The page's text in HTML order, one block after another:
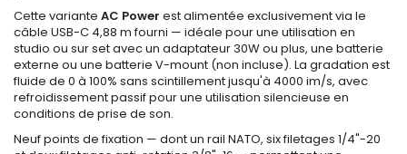
Cette variante AC Power est alimentée exclusivement via le
câble USB-C 4,88 m fourni — idéale pour une utilisation en
studio ou sur set avec un adaptateur 30W ou plus, une batterie
externe ou une batterie V-mount (non incluse). La gradation est
fluide de 0 à 100% sans scintillement jusqu'à 4000 im/s, avec
refroidissement passif pour une utilisation silencieuse en
conditions de prise de son.
Neuf points de fixation — dont un rail NATO, six filetages 1/4"-20